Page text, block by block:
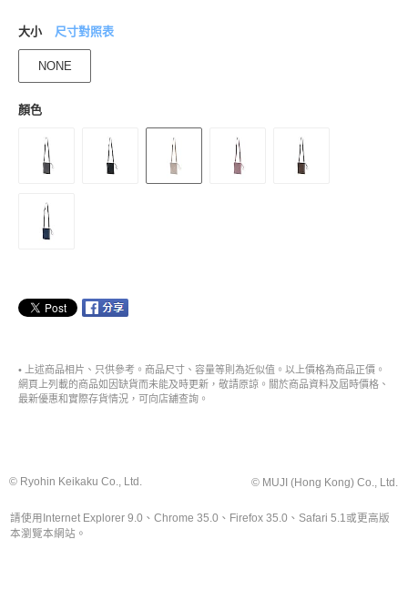
大小 尺寸對照表
NONE
顏色
• 上述商品相片、只供參考。商品尺寸、容量等則為近似值。以上價格為商品正價。
網頁上列載的商品如因缺貨而未能及時更新，敬請原諒。關於商品資料及屆時價格、
最新優惠和實際存貨情況，可向店舖查詢。
© Ryohin Keikaku Co., Ltd. © MUJI (Hong Kong) Co., Ltd.
請使用Internet Explorer 9.0、Chrome 35.0、Firefox 35.0、Safari 5.1或更高版
本瀏覽本網站。